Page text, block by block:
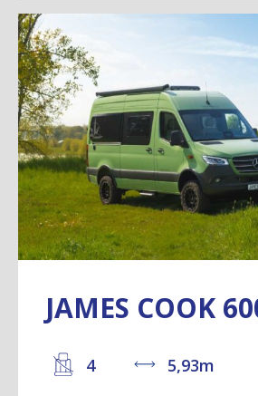
JAMES COOK
4 5,93m